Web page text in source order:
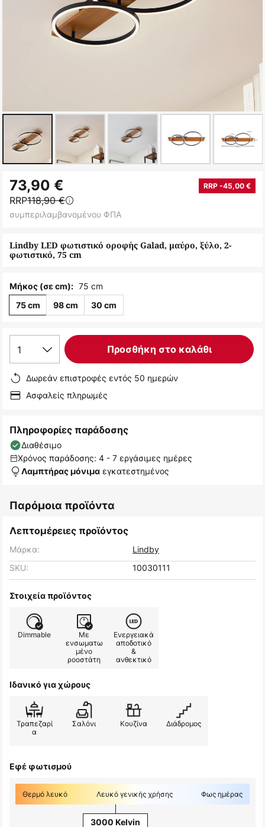
στην
αρχή
της
εικόνων
Lindby LED φωτιστικό οροφής Galad, μαύρο, ξύλο, 2-
φωτιστικό, 75 cm
73,90 € RRP -45,00 €
RRP118,90 €
συμπεριλαμβανομένου ΦΠΑ
Μήκος (σε cm): 75 cm
75 cm 98 cm 30 cm
1 Προσθήκη στο καλάθι
Δωρεάν επιστροφές εντός 50 ημερών
Ασφαλείς πληρωμές
Πληροφορίες παράδοσης
Διαθέσιμο
Χρόνος παράδοσης: 4 - 7 εργάσιμες ημέρες
Λαμπτήρας μόνιμα εγκατεστημένος
Παρόμοια προϊόντα
Λεπτομέρειες προϊόντος
Μάρκα:
Lindby
SKU:
10030111
Στοιχεία προϊόντος
Dimmable
Με
ενσωματω
μένο
ροοστάτη
Ενεργειακά
αποδοτικό
&
ανθεκτικό
Ιδανικό για χώρους
Τραπεζαρί
α
Σαλόνι Κουζίνα Διάδρομος
Εφέ φωτισμού
Θερμό λευκό Λευκό γενικής χρήσης Φως ημέρας
3000 Kelvin